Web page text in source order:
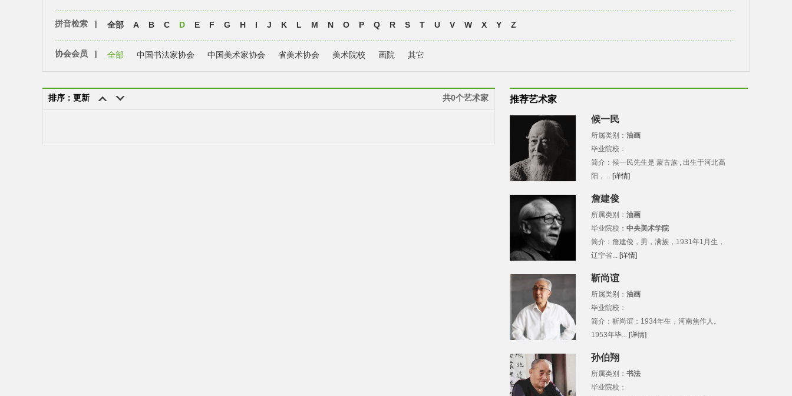
拼音检索 | 全部 A B C D E F G H I J K L M N O P Q R S T U V W X Y Z
协会会员 | 全部 中国书法家协会 中国美术家协会 省美术协会 美术院校 画院 其它
排序：更新 共0个艺术家 推荐艺术家
候一民
所属类别： 油画
毕业院校：
简介：候一民先生是 蒙古族 , 出生于河北高
阳，... [详情]
詹建俊
所属类别： 油画
毕业院校： 中央美术学院
简介：詹建俊，男，满族，1931年1月生，
辽宁省... [详情]
靳尚谊
所属类别： 油画
毕业院校：
简介：靳尚谊：1934年生，河南焦作人。
1953年毕... [详情]
孙伯翔
所属类别： 书法
毕业院校：